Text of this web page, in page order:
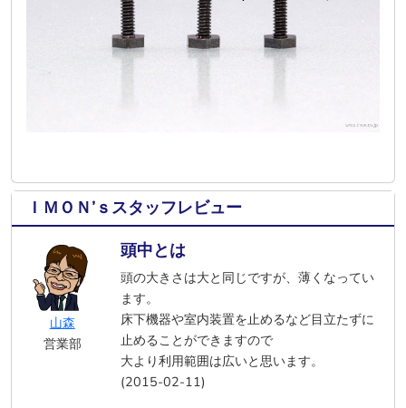
ＩＭＯＮ’ｓスタッフレビュー
山森
営業部
頭中とは
頭の大きさは大と同じですが、薄くなってい
ます。
床下機器や室内装置を止めるなど目立たずに
止めることができますので
大より利用範囲は広いと思います。
(2015-02-11)